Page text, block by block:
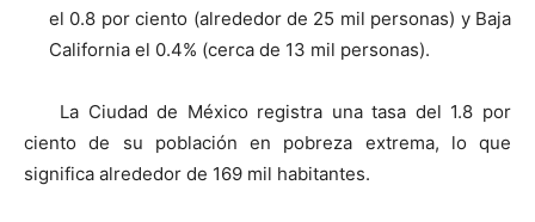
el 0.8 por ciento (alrededor de 25 mil personas) y Baja
California el 0.4% (cerca de 13 mil personas).
La Ciudad de México registra una tasa del 1.8 por
ciento de su población en pobreza extrema, lo que
significa alrededor de 169 mil habitantes.